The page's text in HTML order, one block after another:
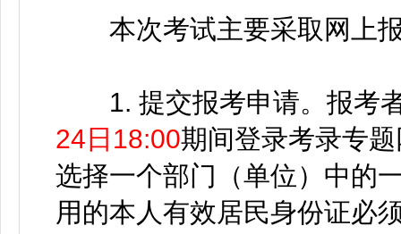
本次考试主要采取网上报
1. 提交报考申请。报考
24日18:00期间登录考录专
选择一个部门（单位）中的
用的本人有效居民身份证必